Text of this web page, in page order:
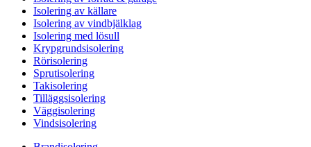
Isolering av källare
Isolering av vindbjälklag
Isolering med lösull
Krypgrundsisolering
Rörisolering
Sprutisolering
Takisolering
Tilläggsisolering
Väggisolering
Vindsisolering